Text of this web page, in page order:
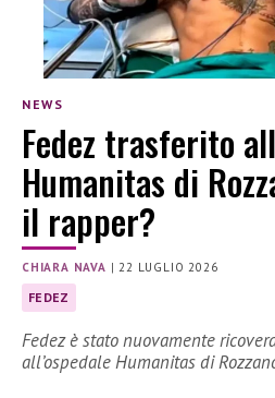
NEWS
Fedez trasferito
Humanitas di
il rapper?
CHIARA NAVA | 22 LUGLIO 2026
FEDEZ
Fedez è stato nuovamente
all’ospedale Humanitas di